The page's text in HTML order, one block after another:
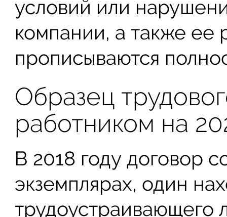
условий или
компании, а также ее
прописываются
Образец
работником на
В 2018 году договор
экземплярах, один
трудоустраивающего